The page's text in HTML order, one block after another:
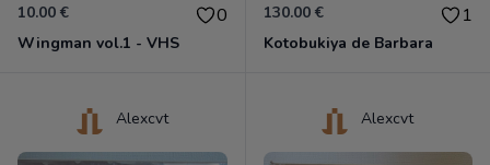
10.00 € 0
Wingman vol.1 - VHS
130.00 € 1
Kotobukiya de Barbara
Alexcvt Alexcvt